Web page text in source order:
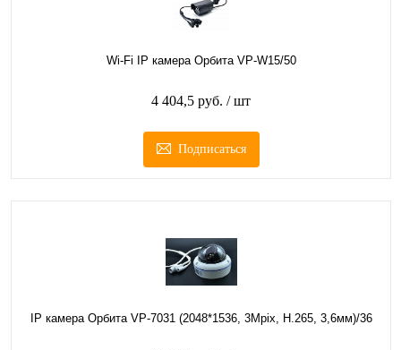
Wi-Fi IP камера Орбита VP-W15/50
4 404,5 руб. / шт
Подписаться
IP камера Орбита VP-7031 (2048*1536, 3Mpix, H.265, 3,6мм)/36